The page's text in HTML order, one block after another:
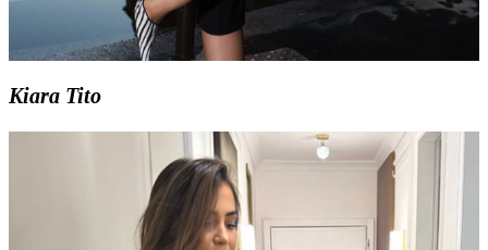
Kiara Tito